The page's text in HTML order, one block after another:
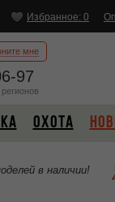
Избранное: 0
97
мне
ОХОТА
в наличии!